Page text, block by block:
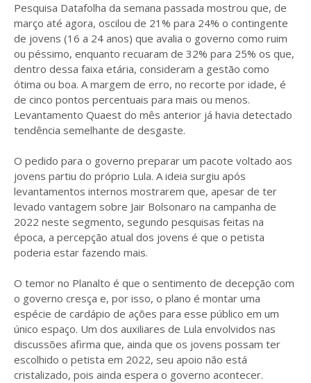
Pesquisa Datafolha da semana passada mostrou que, de
março até agora, oscilou de 21% para 24% o contingente
de jovens (16 a 24 anos) que avalia o governo como ruim
ou péssimo, enquanto recuaram de 32% para 25% os que,
dentro dessa faixa etária, consideram a gestão como
ótima ou boa. A margem de erro, no recorte por idade, é
de cinco pontos percentuais para mais ou menos.
Levantamento Quaest do mês anterior já havia detectado
tendência semelhante de desgaste.
O pedido para o governo preparar um pacote voltado aos
jovens partiu do próprio Lula. A ideia surgiu após
levantamentos internos mostrarem que, apesar de ter
levado vantagem sobre Jair Bolsonaro na campanha de
2022 neste segmento, segundo pesquisas feitas na
época, a percepção atual dos jovens é que o petista
poderia estar fazendo mais.
O temor no Planalto é que o sentimento de decepção com
o governo cresça e, por isso, o plano é montar uma
espécie de cardápio de ações para esse público em um
único espaço. Um dos auxiliares de Lula envolvidos nas
discussões afirma que, ainda que os jovens possam ter
escolhido o petista em 2022, seu apoio não está
cristalizado, pois ainda espera o governo acontecer.